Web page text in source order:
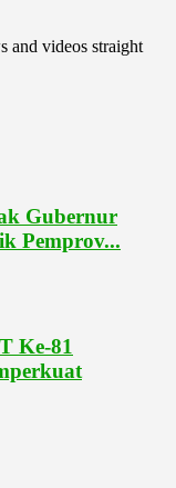
and videos straight
Gubernur
Pemprov...
Ke-81